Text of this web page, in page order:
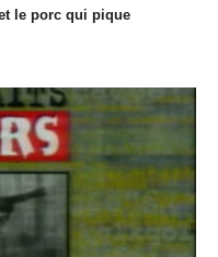
le porc qui pique